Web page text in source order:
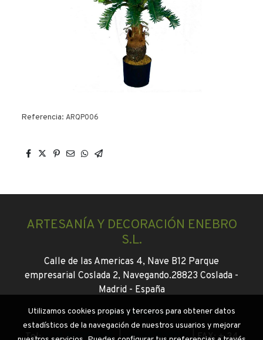
Referencia: ARQP006
ARTESANÍA Y DECORACIÓN ENEBRO
S.L.
Calle de las Americas 4, Nave B12 Parque
empresarial Coslada 2, Navegando.28823 Coslada -
Madrid - España
info@enebroflor.es
Tel:+ 34 916745046|+34 647130931|FAX: + 34
Utilizamos cookies propias y terceros para obtener datos
estadísticos de la navegación de nuestros usuarios y mejorar